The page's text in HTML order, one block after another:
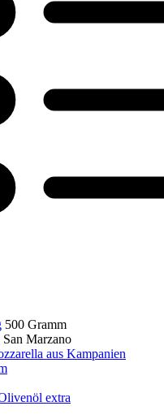
500 Gramm
San Marzano
aus Kampanien
extra